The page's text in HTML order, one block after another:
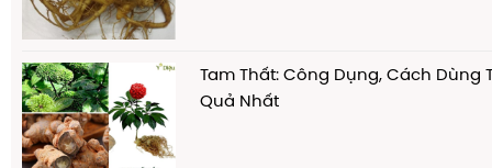
Tam Thất: Công Dụng, Cách Dùng
Quả Nhất